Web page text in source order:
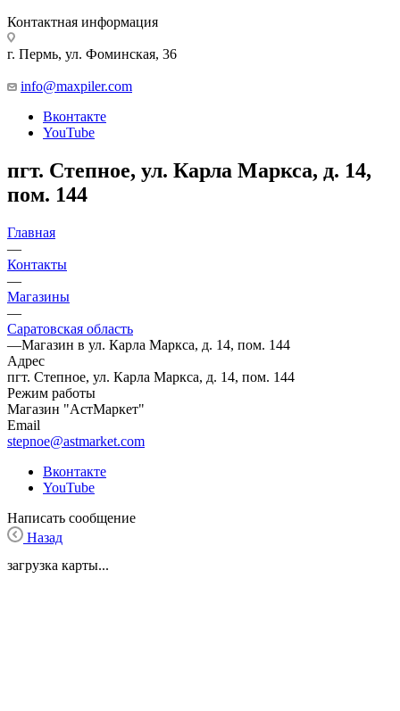
Контактная информация
г. Пермь, ул. Фоминская, 36
info@maxpiler.com
Вконтакте
YouTube
пгт. Степное, ул. Карла Маркса, д. 14,
пом. 144
Главная
—
Контакты
—
Магазины
—
Саратовская область
—Магазин в ул. Карла Маркса, д. 14, пом. 144
Адрес
пгт. Степное, ул. Карла Маркса, д. 14, пом. 144
Режим работы
Магазин "АстМаркет"
Email
stepnoe@astmarket.com
Вконтакте
YouTube
Написать сообщение
Назад
загрузка карты...